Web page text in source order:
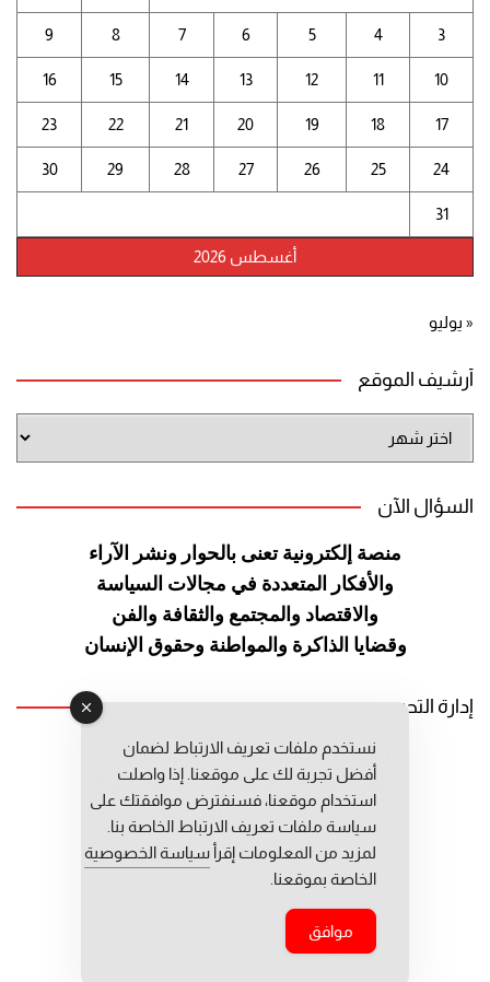
أغسطس 2026
3
4
5
6
7
8
9
10
11
12
13
14
15
16
17
18
19
20
21
22
23
24
25
26
27
28
29
30
31
« يوليو
أرشيف الموقع
الموقع
السؤال الآن
منصة إلكترونية تعنى بالحوار ونشر
الآراء
والأفكار المتعددة في مجالات السياسة
والاقتصاد والمجتمع والثقافة والفن
وقضايا الذاكرة والمواطنة وحقوق الإنسان
إدارة التحرير
رئيس التحرير: عبد الرحيم التوراني
رئيس التحرير المساعد: المعطي قبال
مديرة التحرير: فاطمة حوحو
جميع حقوق النشر محفوظة © 2026
نستخدم ملفات تعريف الارتباط لضمان
أفضل تجربة لك على موقعنا. إذا واصلت
استخدام موقعنا، فسنفترض موافقتك على
سياسة ملفات تعريف الارتباط الخاصة بنا.
لمزيد من المعلومات إقرأ سياسة الخصوصية
الخاصة بموقعنا.
موافق